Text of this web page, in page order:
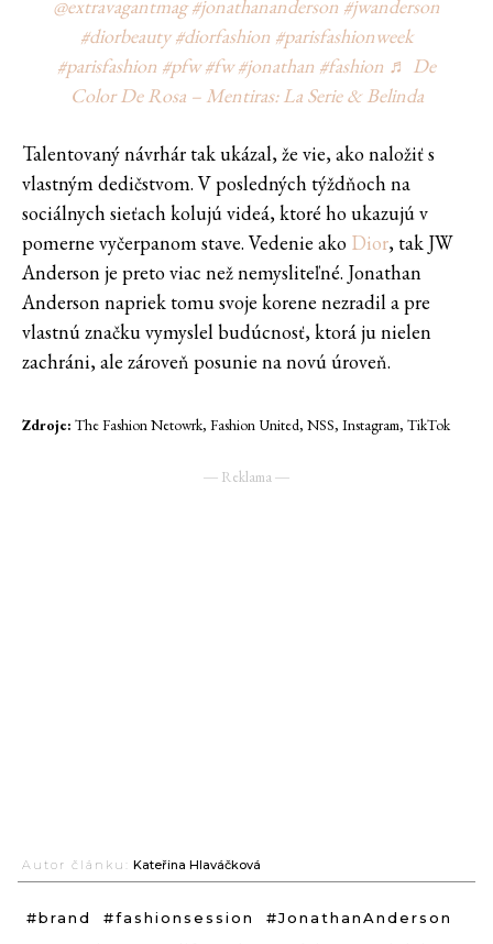
@extravagantmag #jonathananderson #jwanderson
#diorbeauty #diorfashion #parisfashionweek
#parisfashion #pfw #fw #jonathan #fashion ♬ De
Color De Rosa – Mentiras: La Serie & Belinda
Talentovaný návrhár tak ukázal, že vie, ako naložiť s
vlastným dedičstvom. V posledných týždňoch na
sociálnych sieťach kolujú videá, ktoré ho ukazujú v
pomerne vyčerpanom stave. Vedenie ako Dior, tak JW
Anderson je preto viac než nemysliteľné. Jonathan
Anderson napriek tomu svoje korene nezradil a pre
vlastnú značku vymyslel budúcnosť, ktorá ju nielen
zachráni, ale zároveň posunie na novú úroveň.
Zdroje: The Fashion Netowrk, Fashion United, NSS, Instagram, TikTok
― Reklama ―
Autor článku: Kateřina Hlaváčková
#brand #fashionsession
#JonathanAnderson